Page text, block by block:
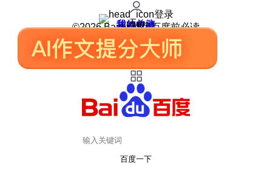
登录
我的关注
我的收藏
皮肤中心
用户反馈
设置
©2026 Baidu 使用百度前必读
百度一下